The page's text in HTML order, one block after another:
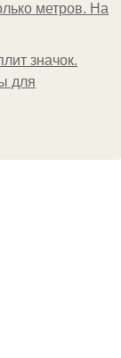
метров. На
значок.
для